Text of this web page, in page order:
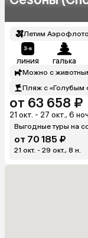
Летим
линия галька
Можно с
Пляж с «Голубым
от 63 658 ₽
21 окт. - 27 окт., 6
Выгодные туры на
от 70 185 ₽
21 окт. - 29 окт., 8 н.